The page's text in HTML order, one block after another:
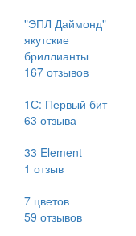
"ЭПЛ Даймонд"
якутские
бриллианты
167отзывов
1С: Первый бит
63 отзыва
33 Element
1 отзыв
7 цветов
59 отзывов